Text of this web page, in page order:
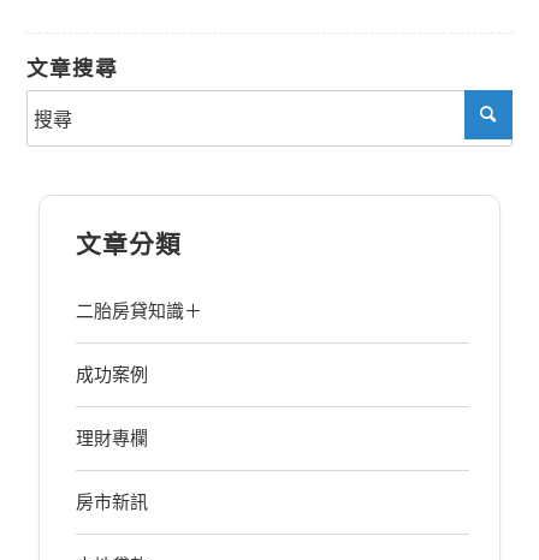
文章搜尋
文章分類
二胎房貸知識＋
成功案例
理財專欄
房市新訊